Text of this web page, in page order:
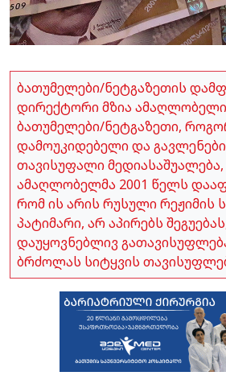
ბათუმელები/ნეტგაზეთის
დირექტორი მზია ამაღლობელი
ბათუმელები/ნეტგაზეთი,
დამოუკიდებელი და
თავისუფალი
ამაღლობელმა 2001 წელს
რომ ის არის რუსული რეჟიმის
პატიმარი, არ აპირებს
დაუყოვნებლივ
ბრძოლას სიტყვის